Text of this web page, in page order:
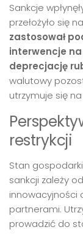
Sankcje
przełożyło się
zastosował
interwencje
deprecjację
walutowy
utrzymuje się
restrykcji
Stan
sankcji zależy
innowacyjności
partnerami.
prowadzić do